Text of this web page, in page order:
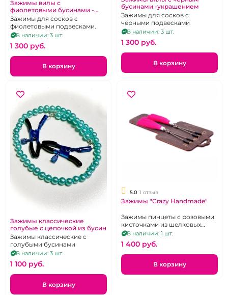
Зажимы вилы с
фиолетовыми бусинами -
украшением
Зажимы для сосков с
фиолетовыми подвесками.
В наличии: 3 шт.
1 300 pуб.
В корзину
бусинами -украшением
Зажимы для сосков с
чёрными подвесками
В наличии: 3 шт.
1 300 pуб.
В корзину
Зажимы классические
голубые с цепочкой из бусин
Зажимы классические c
голубыми бусинами
В наличии: 3 шт.
1 100 pуб.
В корзину
5.0 1 отзыв
Зажимы "Crazy Handmade"
Зажимы пинцеты с розовыми
кисточками из шелковых
нитей
В наличии: 1 шт.
1 400 pуб.
В корзину